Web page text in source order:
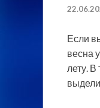
Если
весна
лету.